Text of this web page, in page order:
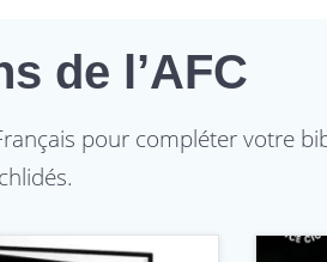
de l’AFC
pour compléter votre